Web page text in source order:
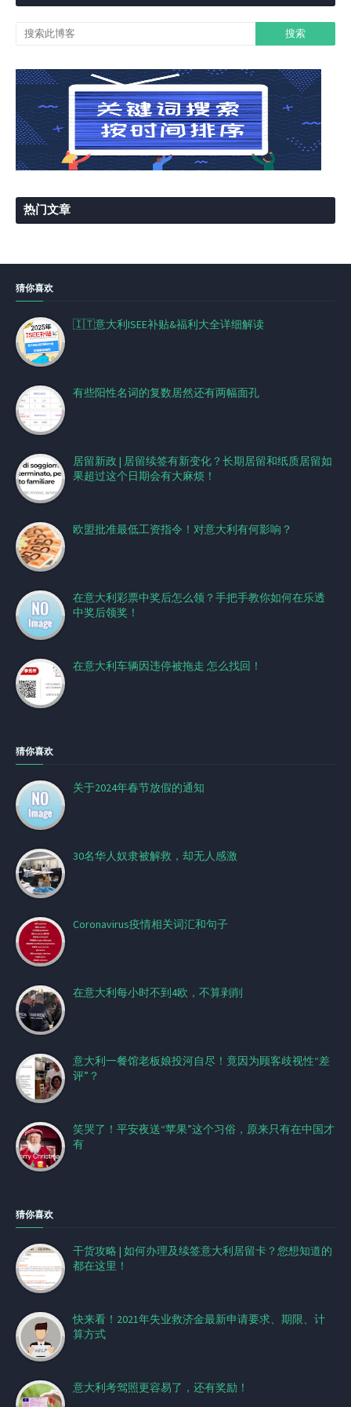
热门文章
猜你喜欢
🇮🇹意大利ISEE补贴&福利大全详细解读
有些阳性名词的复数居然还有两幅面孔
居留新政 | 居留续签有新变化？长期居留和纸质居留如
果超过这个日期会有大麻烦！
欧盟批准最低工资指令！对意大利有何影响？
在意大利彩票中奖后怎么领？手把手教你如何在乐透
中奖后领奖！
在意大利车辆因违停被拖走 怎么找回！
猜你喜欢
关于2024年春节放假的通知
30名华人奴隶被解救，却无人感激
Coronavirus疫情相关词汇和句子
在意大利每小时不到4欧，不算剥削
意大利一餐馆老板娘投河自尽！竟因为顾客歧视性“差
评”？
笑哭了！平安夜送“苹果”这个习俗，原来只有在中国才
有
猜你喜欢
干货攻略 | 如何办理及续签意大利居留卡？您想知道的
都在这里！
快来看！2021年失业救济金最新申请要求、期限、计
算方式
意大利考驾照更容易了，还有奖励！